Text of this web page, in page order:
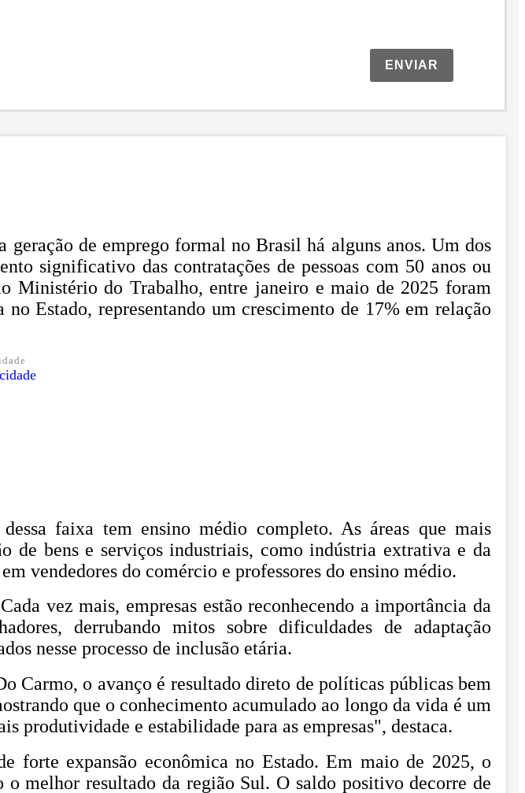
ENVIAR
de emprego formal no Brasil há alguns anos. Um dos
significativo das contratações de pessoas com 50 anos ou
Ministério do Trabalho, entre janeiro e maio de 2025 foram
Estado, representando um crescimento de 17% em relação
faixa tem ensino médio completo. As áreas que mais
de bens e serviços industriais, como indústria extrativa e da
vendedores do comércio e professores do ensino médio.
vez mais, empresas estão reconhecendo a importância da
derrubando mitos sobre dificuldades de adaptação
nesse processo de inclusão etária.
Carmo, o avanço é resultado direto de políticas públicas bem
que o conhecimento acumulado ao longo da vida é um
produtividade e estabilidade para as empresas", destaca.
forte expansão econômica no Estado. Em maio de 2025, o
o melhor resultado da região Sul. O saldo positivo decorre de